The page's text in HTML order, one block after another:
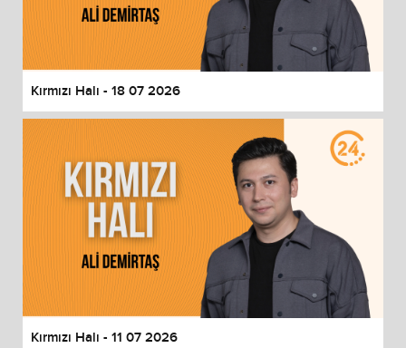
Kırmızı Halı - 18 07 2026
Kırmızı Halı - 11 07 2026